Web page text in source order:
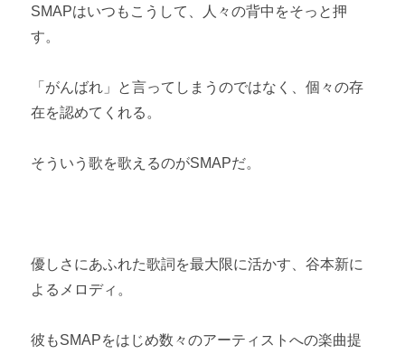
SMAPはいつもこうして、人々の背中をそっと押
す。
「がんばれ」と言ってしまうのではなく、個々の存
在を認めてくれる。
そういう歌を歌えるのがSMAPだ。
優しさにあふれた歌詞を最大限に活かす、谷本新に
よるメロディ。
彼もSMAPをはじめ数々のアーティストへの楽曲提